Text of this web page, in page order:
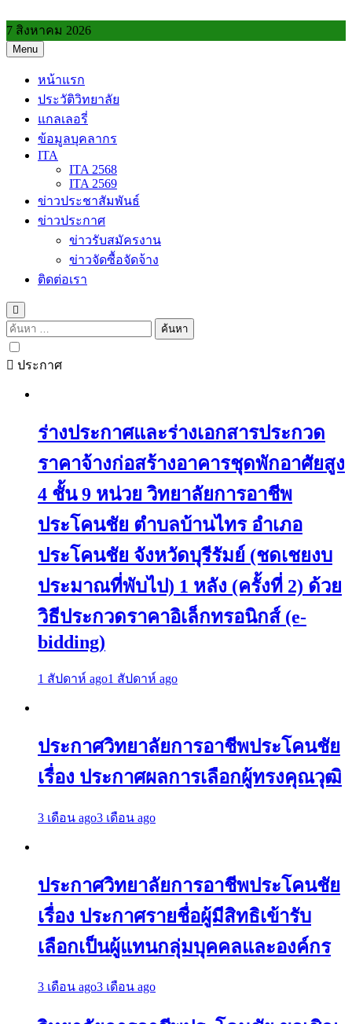
to
content
7 สิงหาคม 2026
Menu
หน้าแรก
ประวัติวิทยาลัย
แกลเลอรี่
ข้อมูลบุคลากร
ITA
ITA 2568
ITA 2569
ข่าวประชาสัมพันธ์
ข่าวประกาศ
ข่าวรับสมัครงาน
ข่าวจัดซื้อจัดจ้าง
ติดต่อเรา
ค้นหา
สำหรับ:
ประกาศ
ร่างประกาศและร่างเอกสารประกวด
ราคาจ้างก่อสร้างอาคารชุดพักอาศัยสูง
4 ชั้น 9 หน่วย วิทยาลัยการอาชีพ
ประโคนชัย ตำบลบ้านไทร อำเภอ
ประโคนชัย จังหวัดบุรีรัมย์ (ชดเชยงบ
ประมาณที่พับไป) 1 หลัง (ครั้งที่ 2) ด้วย
วิธีประกวดราคาอิเล็กทรอนิกส์ (e-
bidding)
1 สัปดาห์ ago1 สัปดาห์ ago
ประกาศวิทยาลัยการอาชีพประโคนชัย
เรื่อง ประกาศผลการเลือกผู้ทรงคุณวุฒิ
3 เดือน ago3 เดือน ago
ประกาศวิทยาลัยการอาชีพประโคนชัย
เรื่อง ประกาศรายชื่อผู้มีสิทธิเข้ารับ
เลือกเป็นผู้แทนกลุ่มบุคคลและองค์กร
3 เดือน ago3 เดือน ago